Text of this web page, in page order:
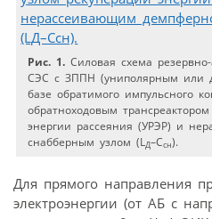
Рис. 1. Силовая схема
СЭС с ЗППН (униполярным или
базе обратимого импульсного
обратноходовым
энергии рассеяния (УРЭР) и
снабберным узлом (LД–Ссн).
Для прямого направления
электроэнергии (от АБ с